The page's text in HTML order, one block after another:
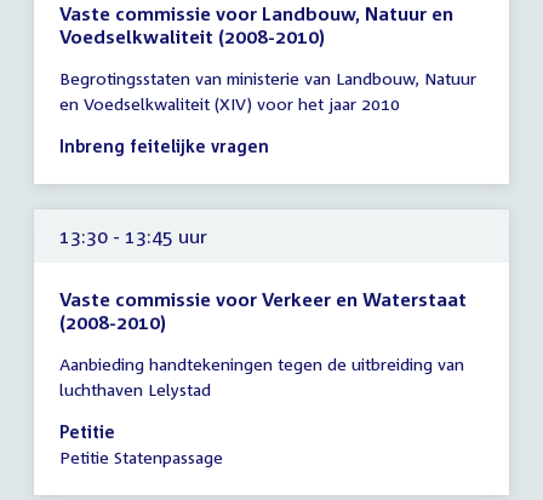
Vaste commissie voor Landbouw, Natuur en
Voedselkwaliteit (2008-2010)
vergadering
tot
12:00
Begrotingsstaten van ministerie van Landbouw, Natuur
en Voedselkwaliteit (XIV) voor het jaar 2010
Inbreng feitelijke vragen
13:30 - 13:45 uur
Vaste commissie voor Verkeer en Waterstaat
(2008-2010)
vergadering
13:30
-
13:45
Aanbieding handtekeningen tegen de uitbreiding van
luchthaven Lelystad
Petitie
Petitie Statenpassage